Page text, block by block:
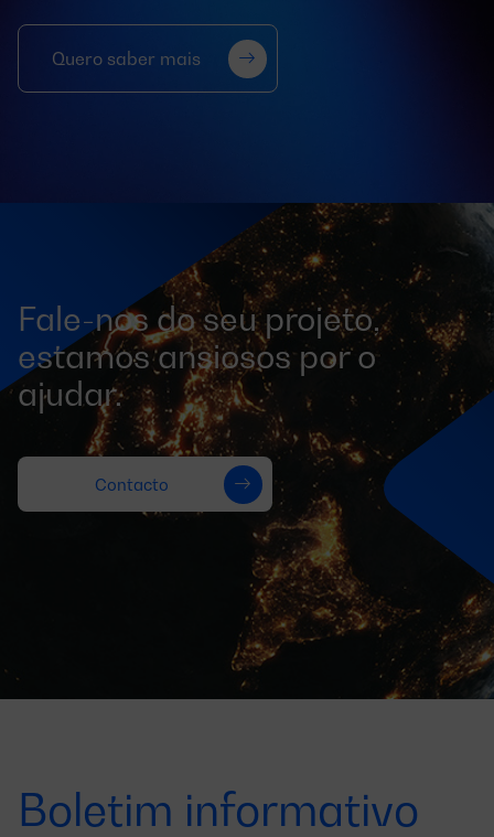
Quero saber mais
Fale-nos do seu projeto,
estamos ansiosos por o
ajudar.
Contacto
Boletim informativo